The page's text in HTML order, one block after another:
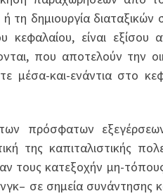
τη δημιουργία
κεφαλαίου, είναι
που αποτελούν την
μέσα-και-ενάντια στο
πρόσφατων
της καπιταλιστικής
τους κατεξοχήν μη-
σε σημεία